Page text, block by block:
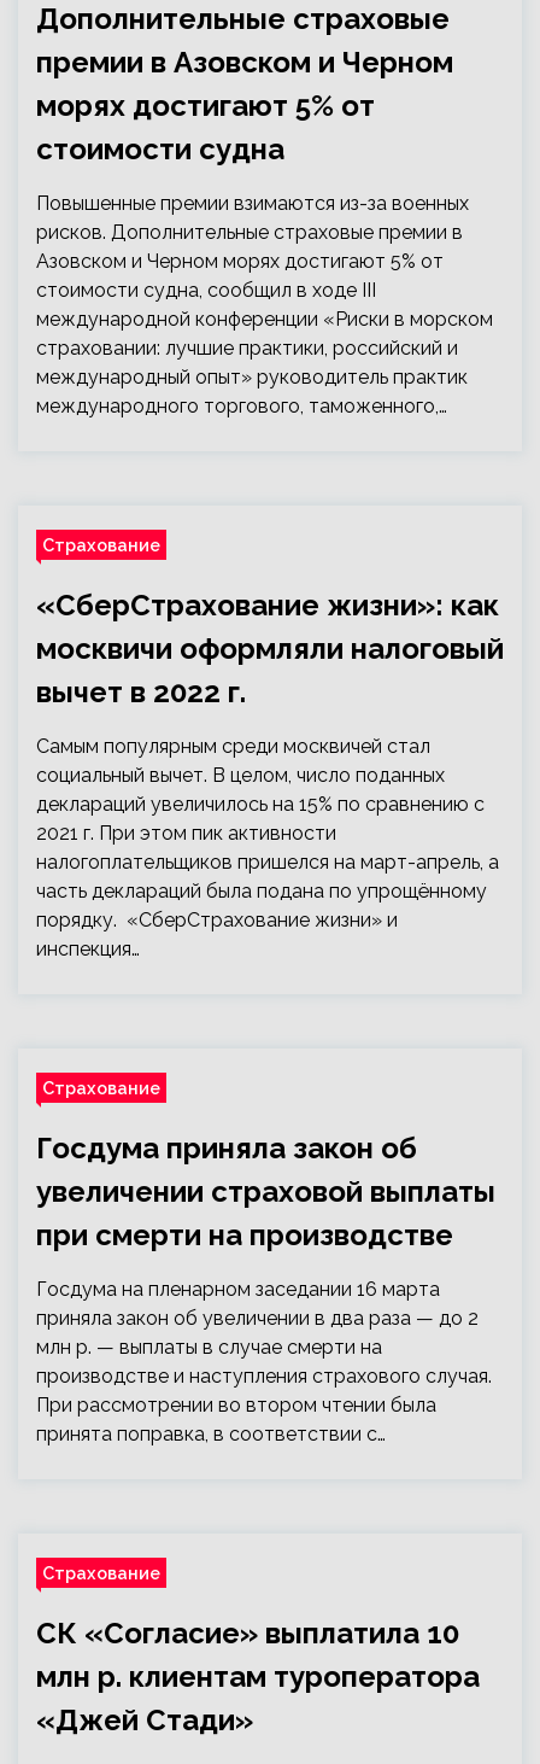
Дополнительные страховые
премии в Азовском и Черном
морях достигают 5% от
стоимости судна
Повышенные премии взимаются из-за военных
рисков. Дополнительные страховые премии в
Азовском и Черном морях достигают 5% от
стоимости судна, сообщил в ходе III
международной конференции «Риски в морском
страховании: лучшие практики, российский и
международный опыт» руководитель практик
международного торгового, таможенного,…
Страхование
«СберСтрахование жизни»: как
москвичи оформляли налоговый
вычет в 2022 г.
Самым популярным среди москвичей стал
социальный вычет. В целом, число поданных
деклараций увеличилось на 15% по сравнению с
2021 г. При этом пик активности
налогоплательщиков пришелся на март-апрель, а
часть деклараций была подана по упрощённому
порядку. «СберСтрахование жизни» и
инспекция…
Страхование
Госдума приняла закон об
увеличении страховой выплаты
при смерти на производстве
Госдума на пленарном заседании 16 марта
приняла закон об увеличении в два раза — до 2
млн р. — выплаты в случае смерти на
производстве и наступления страхового случая.
При рассмотрении во втором чтении была
принята поправка, в соответствии с…
Страхование
СК «Согласие» выплатила 10
млн р. клиентам туроператора
«Джей Стади»